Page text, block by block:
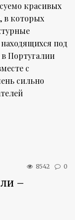
красивых
в которых
под
Португалии
с
сильно
8542 0
–